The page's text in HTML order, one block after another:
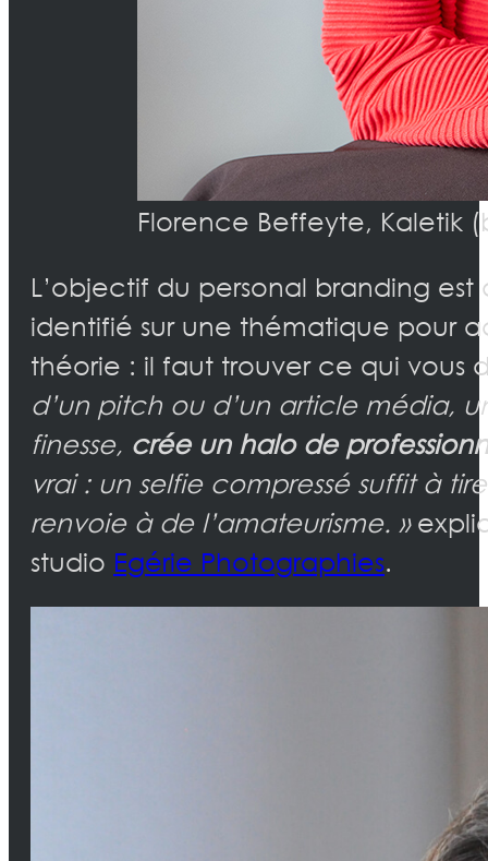
Florence Beffeyte, Kaletik
L’objectif du personal branding
identifié sur une thématique pour
théorie : il faut trouver ce qui vous
d’un pitch ou d’un article média,
finesse, crée un halo de
vrai : un selfie compressé suffit à
renvoie à de l’amateurisme. »
studio Egérie Photographies.